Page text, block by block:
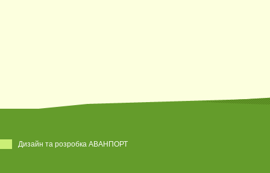
Дизайн та розробка АВАНПОРТ